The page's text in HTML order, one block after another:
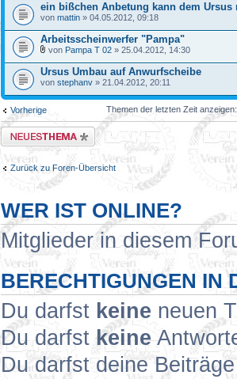
ein bißchen Anbetung kann dem Ursus
von mattin » 04.05.2012, 09:18
Arbeitsscheinwerfer "Pampa"
von Pampa T 02 » 25.04.2012, 14:30
Ursus Umbau auf Anwurfscheibe
von stephanv » 21.04.2012, 20:11
Vorherige Themen der letzten Zeit
Neues Thema erstellen
Zurück zu Foren-Übersicht
WER IST ONLINE?
Mitglieder in diesem
BERECHTIGUNGEN IN
Du darfst keine neuen
Du darfst keine
Du darfst deine